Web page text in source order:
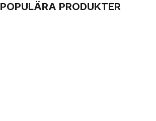
POPULÄRA PRODUKTER